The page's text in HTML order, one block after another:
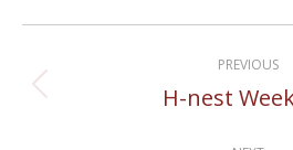
navigation
PREVIOUS
H-nest